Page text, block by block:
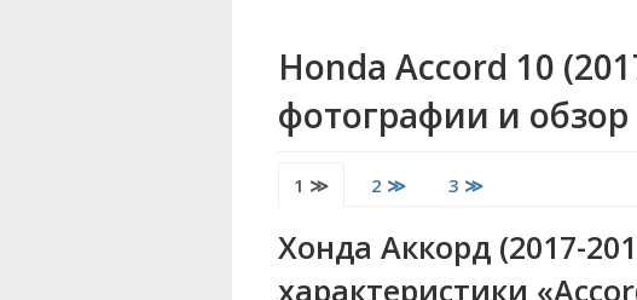
Honda Accord 10
фотографии и обзор
1 ≫ 2 ≫ 3 ≫
Хонда Аккорд (2017-
характеристики